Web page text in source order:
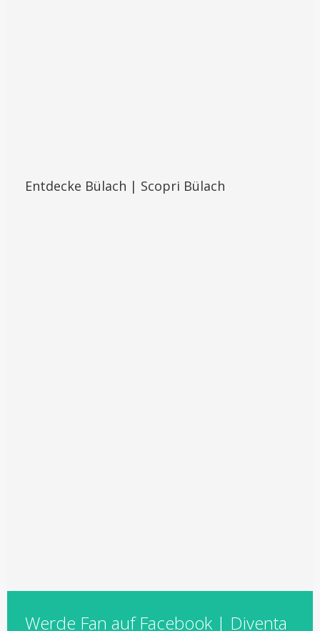
Entdecke Bülach | Scopri Bülach
Werde Fan auf Facebook | Diventa